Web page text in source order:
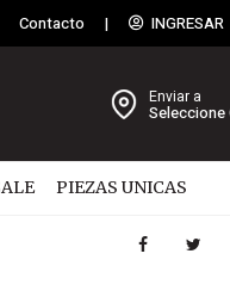
Contacto | INGRESAR
Enviar a
Seleccione
PIEZAS UNICAS